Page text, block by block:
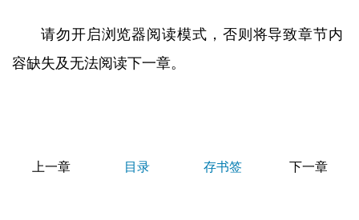
请勿开启浏览器阅读模式，否则将导致章节内
容缺失及无法阅读下一章。
上一章 目录 存书签 下一章